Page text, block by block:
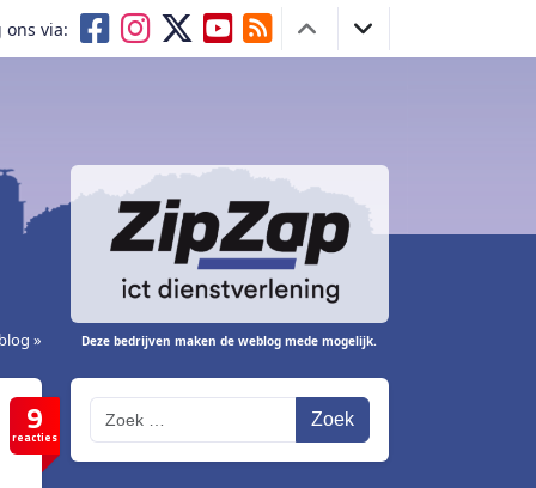
ons via:
» Deze bedrijven maken de weblog mede mogelijk.
9
reacties